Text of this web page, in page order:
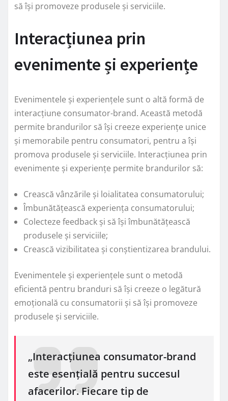
să își promoveze produsele și serviciile.
Interacțiunea prin
evenimente și experiențe
Evenimentele și experiențele sunt o altă formă de
interacțiune consumator-brand. Această metodă
permite brandurilor să își creeze experiențe unice
și memorabile pentru consumatori, pentru a își
promova produsele și serviciile. Interacțiunea prin
evenimente și experiențe permite brandurilor să:
Crească vânzările și loialitatea consumatorului;
Îmbunătățească experiența consumatorului;
Colecteze feedback și să își îmbunătățească
produsele și serviciile;
Crească vizibilitatea și conștientizarea brandului.
Evenimentele și experiențele sunt o metodă
eficientă pentru branduri să își creeze o legătură
emoțională cu consumatorii și să își promoveze
produsele și serviciile.
„Interacțiunea consumator-brand
este esențială pentru succesul
afacerilor. Fiecare tip de